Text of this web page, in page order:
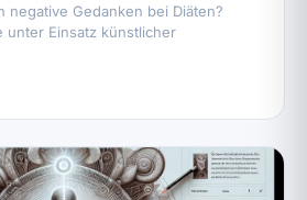
negative Gedanken bei Diäten?
unter Einsatz künstlicher